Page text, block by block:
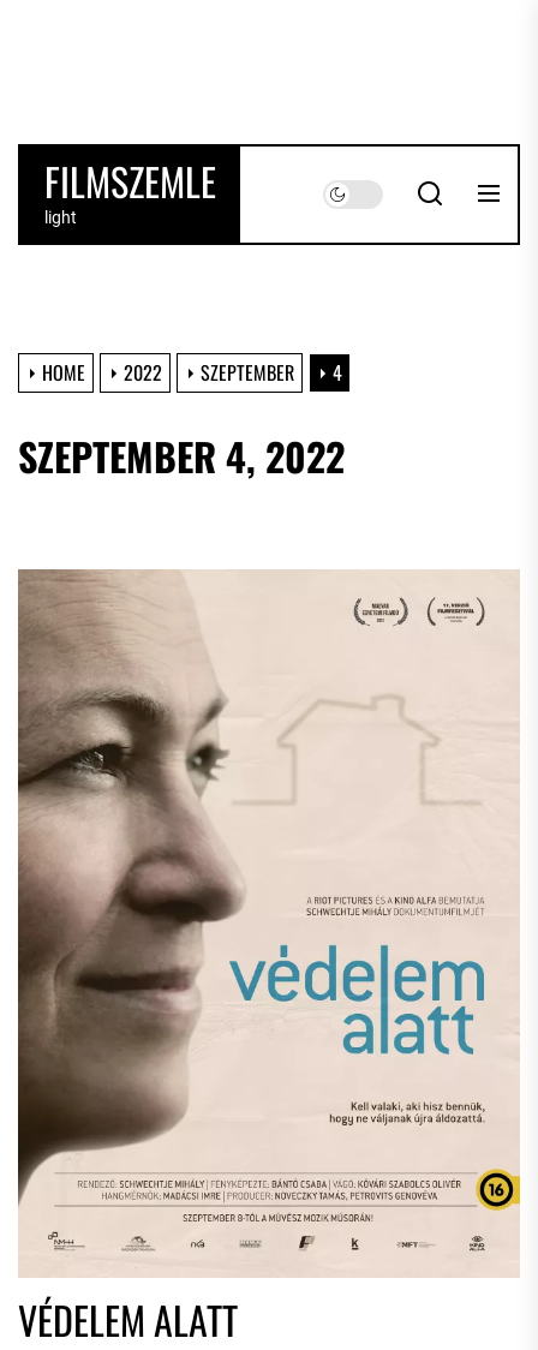
FILMSZEMLE
light
HOME 2022 SZEPTEMBER 4
SZEPTEMBER 4, 2022
VÉDELEM ALATT